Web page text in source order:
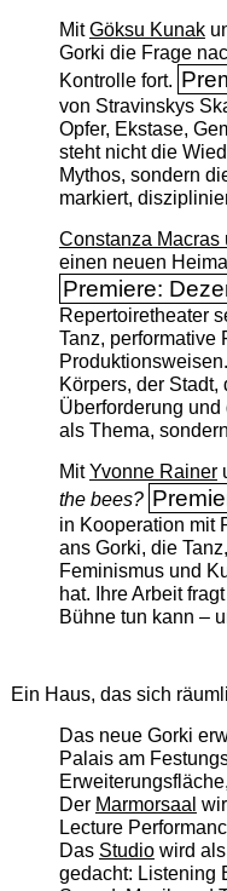
MitGöksu Kunak
Gorki die Frage
Kontrolle fort.
von Stravinskys
Opfer, Ekstase,
steht nicht die
Mythos, sondern
markiert,
Constanza Macras
einen neuen
Premiere:
Repertoiretheater
Tanz, performative
Körpers, der
Überforderung
als Thema,
MitYvonne Rainer
the bees?
in Kooperation mit
ans Gorki, die
Feminismus und
hat. Ihre Arbeit
Bühne tun kann –
Ein Haus, das sich
Das neue Gorki
Palais am
Der Marmorsaal
Lecture
Das Studiowird als
gedacht: Listening